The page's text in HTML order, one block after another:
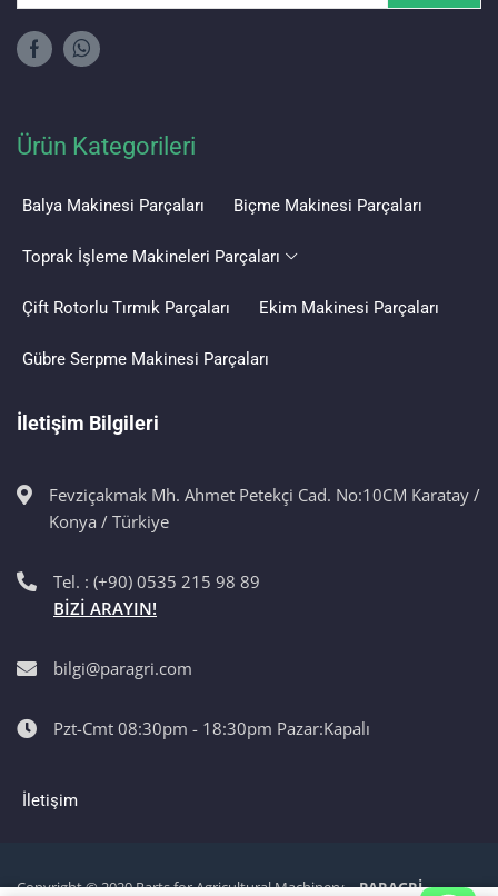
Ürün Kategorileri
Balya Makinesi Parçaları Biçme Makinesi Parçaları
Toprak İşleme Makineleri Parçaları
Çift Rotorlu Tırmık Parçaları Ekim Makinesi Parçaları
Gübre Serpme Makinesi Parçaları
İletişim Bilgileri
Fevziçakmak Mh. Ahmet Petekçi Cad. No:10CM Karatay /
Konya / Türkiye
Tel. : (+90) 0535 215 98 89
BİZİ ARAYIN!
bilgi@paragri.com
Pzt-Cmt 08:30pm - 18:30pm Pazar:Kapalı
İletişim
Copyright © 2020 Parts for Agricultural Machinery –PARAGRİ